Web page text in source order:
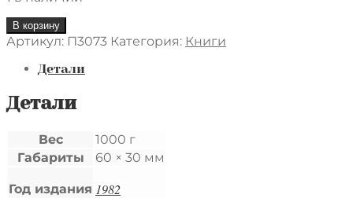
Количество
товара
стопок.
штук.
Родная
СССР.
Хрусаталь.
металл.
В корзину
Артикул: П3073 Категория: Книги
Детали
Детали
Вес
1000 г
Габариты
60 × 30 мм
Год издания 1982